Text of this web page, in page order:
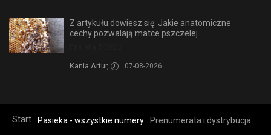
Z artykułu dowiesz się: Jakie anatomiczne
cechy pozwalają matce pszczelej...
Kania Artur, 07-08-2026
Start Pasieka - wszystkie numery Prenumerata i dystrybucja